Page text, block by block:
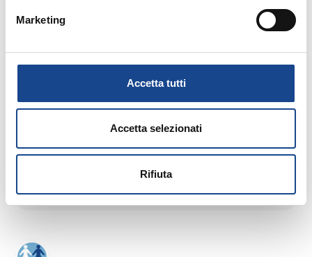
Marketing
Accetta tutti
Accetta selezionati
Rifiuta
CASTEL SAN PIETRO TERME (BO) -
al backoffice. Tutti i procedimenti dalla
a alla z con l'avvento di ANPR
Convegno di aggiornamento professionale